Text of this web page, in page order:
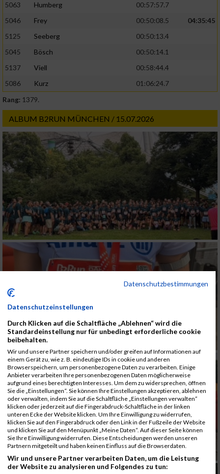
5063
Humberg
00:57:57.7
5046
Frey 00:50:08.5
04:35:45
5125
Seeberg
00:50:13.4
5045
Bösch
00:50:14.1
5137
Viell
00:58:44.4
5086
Kurz
01:06:24.7
Rang: 1379.
ALBUM B2RUN MÜNCHEN / 15.07.2026
Datenschutzbestimmungen
Datenschutzeinstellungen
Durch Klicken auf die Schaltfläche „Ablehnen“ wird die
Standardeinstellung nur für unbedingt erforderliche cookie
beibehalten.
Wir und unsere Partner speichern und/oder greifen auf Informationen auf
einem Gerät zu, wie z. B. eindeutige IDs in cookie und anderen
Browserspeichern, um personenbezogene Daten zu verarbeiten. Einige
Anbieter verarbeiten Ihre personenbezogenen Daten möglicherweise
aufgrund eines berechtigten Interesses. Um dem zu widersprechen, öffnen
Sie die „Einstellungen“. Sie können Ihre Einstellungen akzeptieren, ablehnen
oder verwalten, indem Sie auf die Schaltfläche „Einstellungen verwalten“
klicken oder jederzeit auf die Fingerabdruck-Schaltfläche in der linken
unteren Ecke der Website klicken. Um Ihre Einwilligung zu widerrufen,
klicken Sie auf den Fingerabdruck oder den Link in der Fußzeile der Website
und klicken Sie auf den Menüpunkt „Meine Daten“. Auf dieser Seite können
Sie Ihre Einwilligung widerrufen. Diese Entscheidungen werden unseren
Partnern mitgeteilt und haben keinen Einfluss auf die Browserdaten.
Wir und unsere Partner verarbeiten Daten, um die Leistung
der Website zu analysieren und Folgendes zu tun: